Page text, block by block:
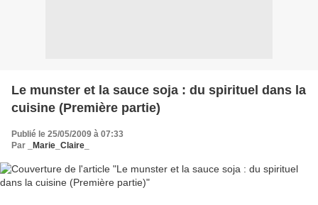
Le munster et la sauce soja : du spirituel dans la
cuisine (Première partie)
Publié le 25/05/2009 à 07:33
Par
_Marie_Claire_